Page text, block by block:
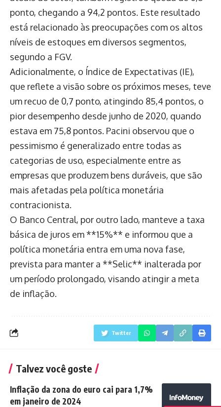
ponto, chegando a 94,2 pontos. Este resultado
está relacionado às preocupações com os altos
níveis de estoques em diversos segmentos,
segundo a FGV.
Adicionalmente, o Índice de Expectativas (IE),
que reflete a visão sobre os próximos meses, teve
um recuo de 0,7 ponto, atingindo 85,4 pontos, o
pior desempenho desde junho de 2020, quando
estava em 75,8 pontos. Pacini observou que o
pessimismo é generalizado entre todas as
categorias de uso, especialmente entre as
empresas que produzem bens duráveis, que são
mais afetadas pela política monetária
contracionista.
O Banco Central, por outro lado, manteve a taxa
básica de juros em **15%** e informou que a
política monetária entra em uma nova fase,
prevista para manter a **Selic** inalterada por
um período prolongado, visando atingir a meta
de inflação.
Twitter
Talvez você goste
Inflação da zona do euro cai para 1,7%
em janeiro de 2024